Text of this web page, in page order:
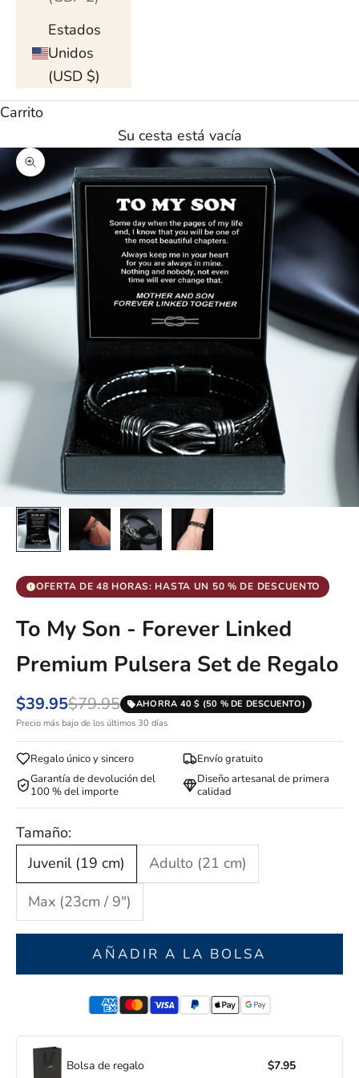
Estados
Unidos
(USD $)
Carrito
Su cesta está vacía
Ampliar imagen
OFERTA DE 48 HORAS: HASTA UN 50 % DE DESCUENTO
To My Son - Forever Linked
Premium Pulsera Set de Regalo
$39.95$79.95
AHORRA 40 $ (50 % DE DESCUENTO)
Precio más bajo de los últimos 30 días
Regalo único y sincero
Envío gratuito
Garantía de devolución del
100 % del importe
Diseño artesanal de primera
calidad
Tamaño:
Juvenil (19 cm)
Adulto (21 cm)
Max (23cm / 9")
AÑADIR A LA BOLSA
Bolsa de regalo $7.95